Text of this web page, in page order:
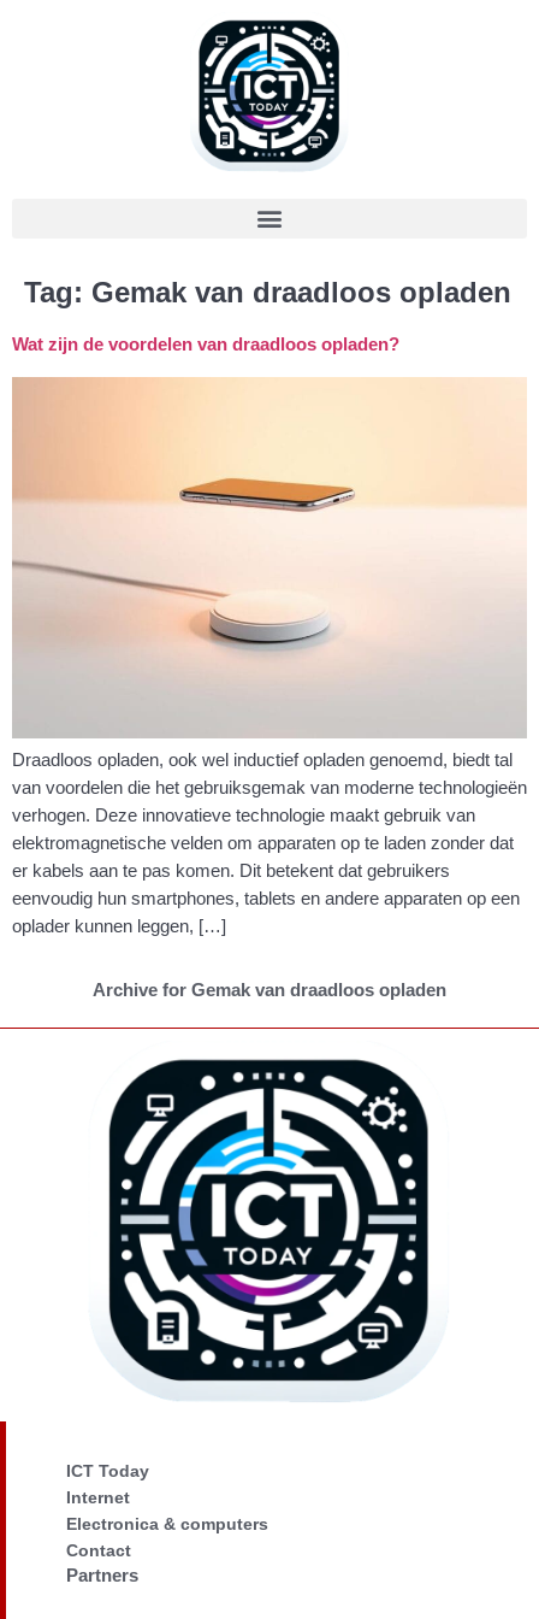
Tag: Gemak van draadloos opladen
Wat zijn de voordelen van draadloos opladen?
Draadloos opladen, ook wel inductief opladen genoemd, biedt tal
van voordelen die het gebruiksgemak van moderne technologieën
verhogen. Deze innovatieve technologie maakt gebruik van
elektromagnetische velden om apparaten op te laden zonder dat
er kabels aan te pas komen. Dit betekent dat gebruikers
eenvoudig hun smartphones, tablets en andere apparaten op een
oplader kunnen leggen, […]
Archive for Gemak van draadloos opladen
ICT Today
Internet
Electronica & computers
Contact
Partners